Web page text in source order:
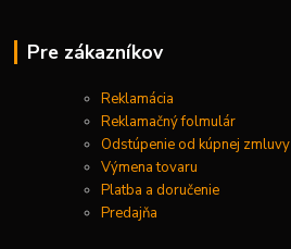
Pre zákazníkov
Reklamácia
Reklamačný folmulár
Odstúpenie od kúpnej zmluvy
Výmena tovaru
Platba a doručenie
Predajňa